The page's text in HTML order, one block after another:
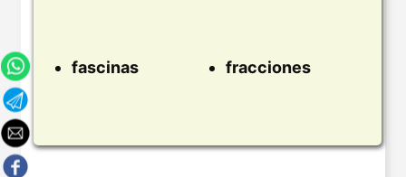
fascinas fracciones